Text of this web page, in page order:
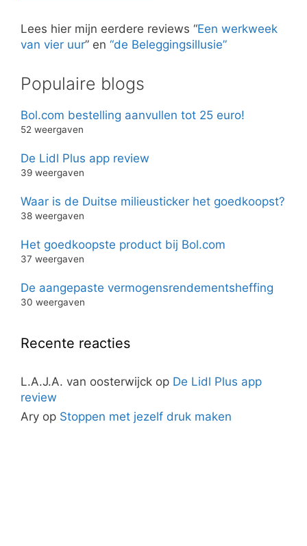
Lees hier mijn eerdere reviews “Een werkweek
van vier uur” en “de Beleggingsillusie”
Populaire blogs
Bol.com bestelling aanvullen tot 25 euro!
52 weergaven
De Lidl Plus app review
39 weergaven
Waar is de Duitse milieusticker het goedkoopst?
38 weergaven
Het goedkoopste product bij Bol.com
37 weergaven
De aangepaste vermogensrendementsheffing
30 weergaven
Recente reacties
L.A.J.A. van oosterwijck op De Lidl Plus app
review
Ary op Stoppen met jezelf druk maken